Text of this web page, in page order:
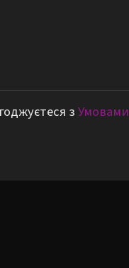
зУмовами